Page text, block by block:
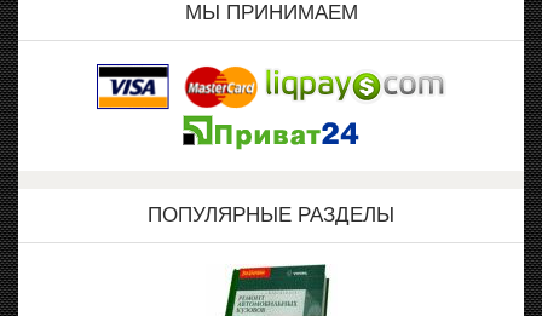
МЫ ПРИНИМАЕМ
ПОПУЛЯРНЫЕ РАЗДЕЛЫ